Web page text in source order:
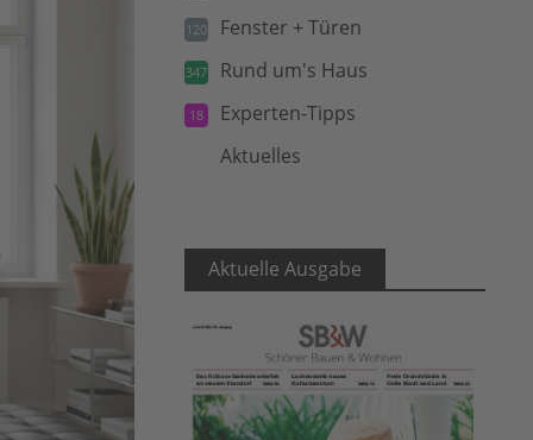
120 Fenster + Türen
347 Rund um's Haus
18 Experten-Tipps
Aktuelles
Aktuelle Ausgabe